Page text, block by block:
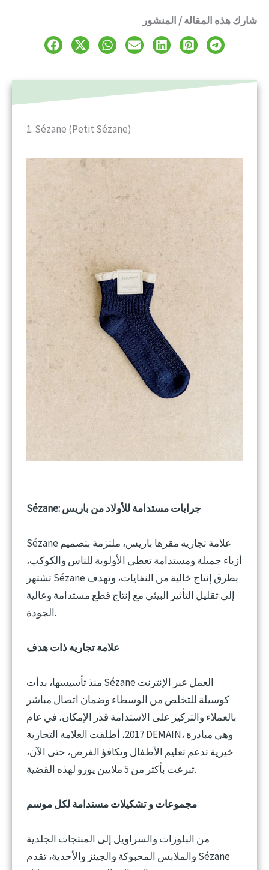
شارك هذه المقالة / المنشور
1. Sézane (Petit Sézane)
Sézane: جرابات مستدامة للأولاد من باريس
Sézane علامة تجارية مقرها باريس، ملتزمة بتصميم
أزياء جميلة ومستدامة تعطي الأولوية للناس والكوكب،
تشتهر Sézane بطرق إنتاج خالية من النفايات، وتهدف
إلى تقليل التأثير البيئي مع إنتاج قطع مستدامة وعالية
الجودة.
علامة تجارية ذات هدف
منذ تأسيسها، بدأت Sézane العمل عبر الإنترنت
كوسيلة للتخلص من الوسطاء وضمان اتصال مباشر
بالعملاء والتركيز على الاستدامة قدر الإمكان، في عام
2017، أطلقت العلامة التجارية DEMAIN، وهي مبادرة
خيرية تدعم تعليم الأطفال وتكافؤ الفرص، حتى الآن،
تبرعت بأكثر من 5 ملايين يورو لهذه القضية.
مجموعات و تشكيلات مستدامة لكل موسم
من البلوزات والسراويل إلى المنتجات الجلدية
والملابس المحبوكة والجينز والأحذية، تقدم Sézane